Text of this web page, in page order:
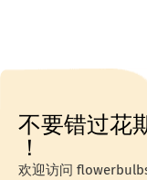
不要错过花
！
欢迎访问